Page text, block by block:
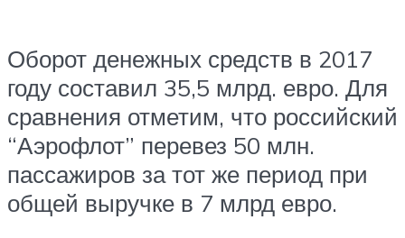
Оборот денежных средств в 2017
году составил 35,5 млрд. евро. Для
сравнения отметим, что российский
“Аэрофлот” перевез 50 млн.
пассажиров за тот же период при
общей выручке в 7 млрд евро.